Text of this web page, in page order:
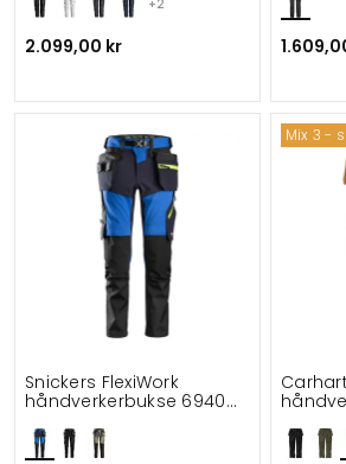
+2
2.099,00 kr
Snickers FlexiWork
håndverkerbukse 6940
Mix 3 -